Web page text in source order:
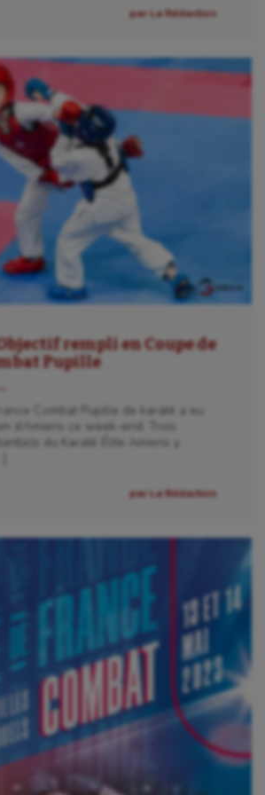
lyonnaises
kayak
rythmique
par La Rédaction
rempli en Coupe de
Pupille
Combat Pupille de karaté a eu
d’Amiens ce week-end. Trois
du Karaté Élite Amiens y
par La Rédaction